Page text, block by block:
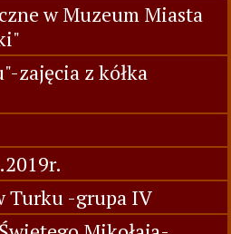
w Muzeum Miasta
zajęcia z kółka
Turku -grupa IV